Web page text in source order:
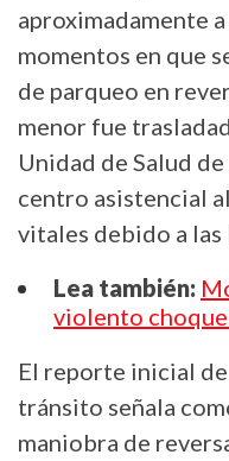
aproximadamente
momentos en que
de parqueo en
menor fue
Unidad de Salud
centro asistencial
vitales debido a
Lea también:
violento choque
El reporte inicial
tránsito señala
maniobra de